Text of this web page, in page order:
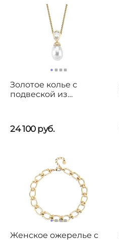
Золотое колье с
подвеской из
Majorica Tu Y Yo
24 100 руб.
Женское ожерелье с